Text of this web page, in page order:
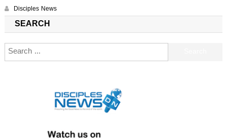
Disciples News
SEARCH